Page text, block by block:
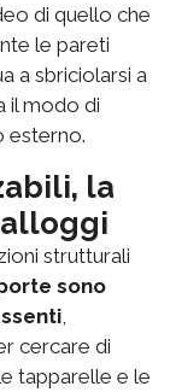
di quello che
le pareti
a sbriciolarsi a
il modo di
esterno.
la
strutturali
sono
cercare di
tapparelle e le